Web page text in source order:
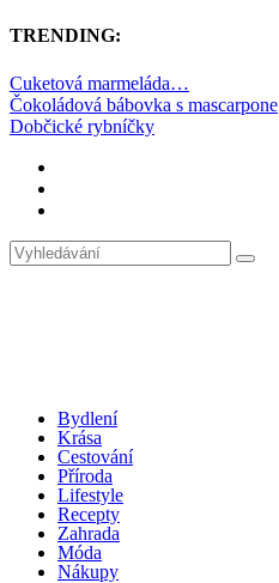
TRENDING:
Cuketová marmeláda…
Čokoládová bábovka s mascarpone
Dobčické rybníčky
Bydlení
Krása
Cestování
Příroda
Lifestyle
Recepty
Zahrada
Móda
Nákupy